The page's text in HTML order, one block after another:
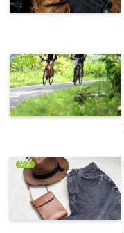
閉店
閉店